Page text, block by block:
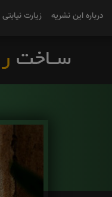
درباره این نشریه زیارت نیابتی